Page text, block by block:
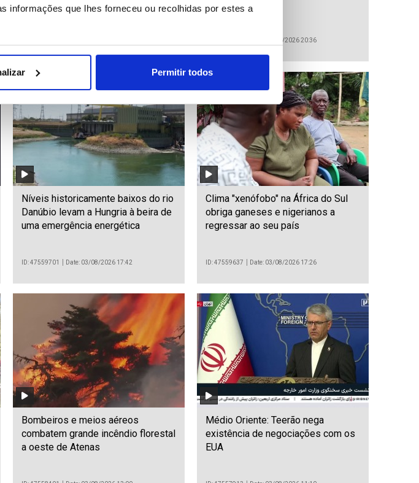
informações que lhes forneceu ou recolhidas por estes a
Permitir todos
Date: 03/08/2026 20:36
Níveis historicamente baixos do rio
Danúbio levam a Hungria à beira de
uma emergência energética
ID: 47559701 Date: 03/08/2026 17:42
Clima "xenófobo" na África do Sul
obriga ganeses e nigerianos a
regressar ao seu país
ID: 47559637 Date: 03/08/2026 17:26
Bombeiros e meios aéreos
combatem grande incêndio florestal
a oeste de Atenas
Médio Oriente: Teerão nega
existência de negociações com os
EUA